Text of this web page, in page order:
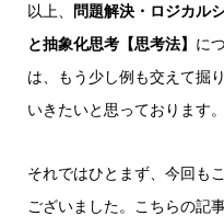
以上、
問題解決・ロジカル
と抽象化思考【思考法】 に
は、もう少し例も交えて掘
いきたいと思っております。
それではひとまず、今回も
ございました。こちらの記